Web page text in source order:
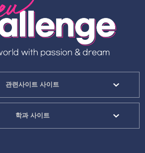
관련사이트 사이트
학과 사이트